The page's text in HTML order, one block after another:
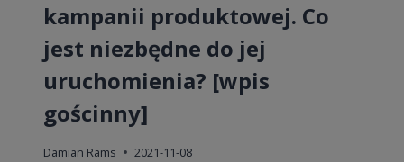
kampanii produktowej. Co
jest niezbędne do jej
uruchomienia? [wpis
gościnny]
Damian Rams 2021-11-08